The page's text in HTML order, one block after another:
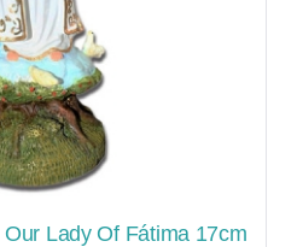
Lady Of Fátima 17cm